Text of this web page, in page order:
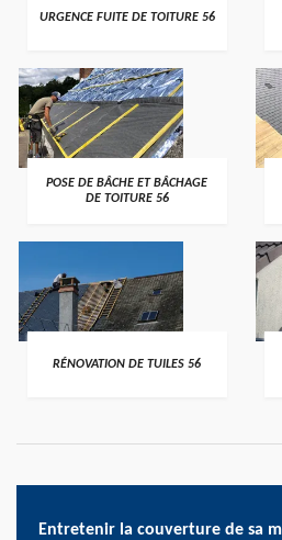
>
URGENCE FUITE DE TOITURE 56
>
POSE DE BÂCHE ET BÂCHAGE
DE TOITURE 56
>
RÉNOVATION DE TUILES 56
Entretenir la couverture de sa